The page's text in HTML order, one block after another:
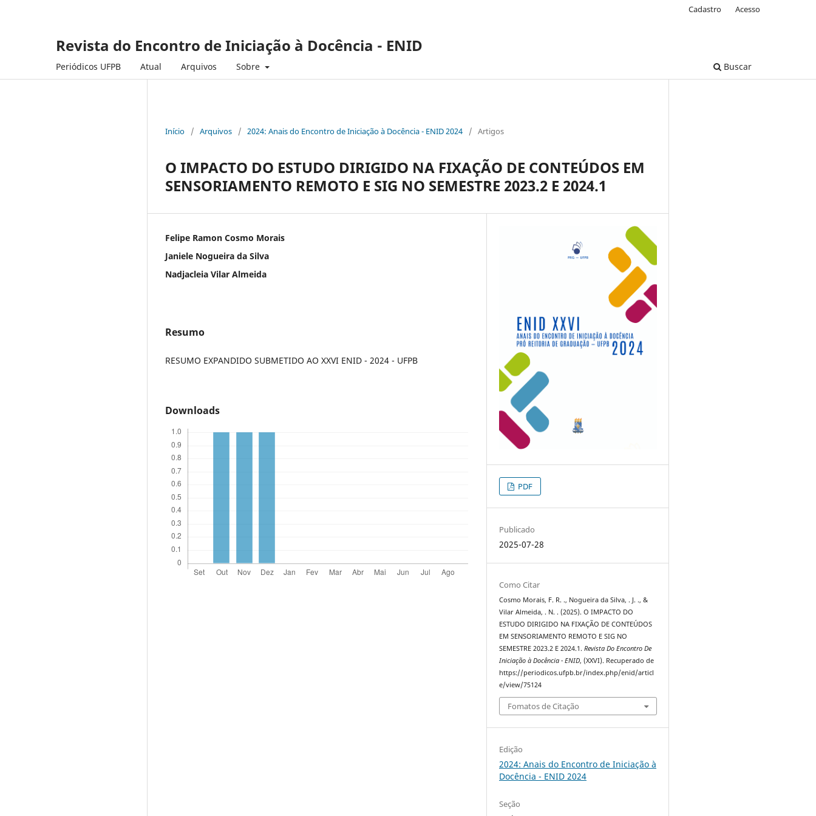
Revista do Encontro de Iniciação à Docência - ENID
Periódicos UFPB Atual Arquivos Sobre Buscar
Cadastro Acesso
Início / Arquivos / 2024: Anais do Encontro de Iniciação à Docência - ENID 2024 / Artigos
O IMPACTO DO ESTUDO DIRIGIDO NA FIXAÇÃO DE CONTEÚDOS EM
SENSORIAMENTO REMOTO E SIG NO SEMESTRE 2023.2 E 2024.1
Felipe Ramon Cosmo Morais
Janiele Nogueira da Silva
Nadjacleia Vilar Almeida
Resumo
RESUMO EXPANDIDO SUBMETIDO AO XXVI ENID - 2024 - UFPB
Downloads
PDF
Publicado
2025-07-28
Como Citar
Cosmo Morais, F. R. ., Nogueira da Silva, . J. ., &
Vilar Almeida, . N. . (2025). O IMPACTO DO
ESTUDO DIRIGIDO NA FIXAÇÃO DE CONTEÚDOS
EM SENSORIAMENTO REMOTO E SIG NO
SEMESTRE 2023.2 E 2024.1.Revista Do Encontro De
Iniciação à Docência - ENID, (XXVI). Recuperado de
https://periodicos.ufpb.br/index.php/enid/articl
e/view/75124
Fomatos de Citação
Edição
2024: Anais do Encontro de Iniciação à
Docência - ENID 2024
Seção